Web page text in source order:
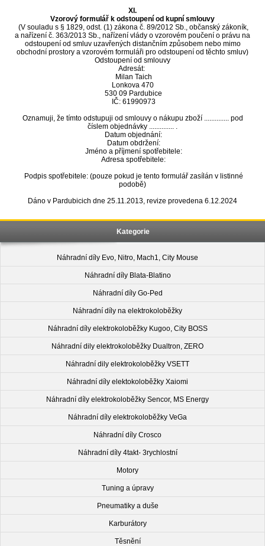
Kategorie
Náhradní díly Evo, Nitro, Mach1, City Mouse
Náhradní díly Blata-Blatino
Náhradní díly Go-Ped
Náhradní díly na elektrokoloběžky
Náhradní díly elektrokoloběžky Kugoo, City BOSS
Náhradní dily elektrokoloběžky Dualtron, ZERO
Náhradní dily elektrokoloběžky VSETT
Náhradní díly elektokoloběžky Xaiomi
Náhradní díly elektrokoloběžky Sencor, MS Energy
Náhradní díly elektrokoloběžky VeGa
Náhradní díly Crosco
Náhradní díly 4takt- 3rychlostní
Motory
Tuning a úpravy
Pneumatiky a duše
Karburátory
Těsnění
XI.
Vzorový formulář k odstoupení od kupní smlouvy
(V souladu s § 1829, odst. (1) zákona č. 89/2012 Sb., občanský zákoník,
a nařízení č. 363/2013 Sb., nařízení vlády o vzorovém poučení o právu na
odstoupení od smluv uzavřených distančním způsobem nebo mimo
obchodní prostory a vzorovém formuláři pro odstoupení od těchto smluv)
Odstoupení od smlouvy
Adresát:
Milan Taich
Lonkova 470
530 09 Pardubice
IČ: 61990973
Oznamuji, že tímto odstupuji od smlouvy o nákupu zboží .............. pod
číslem objednávky .............. .
Datum objednání:
Datum obdržení:
Jméno a příjmení spotřebitele:
Adresa spotřebitele:
Podpis spotřebitele: (pouze pokud je tento formulář zasílán v listinné
podobě)
Dáno v Pardubicich dne 25.11.2013, revize provedena 6.12.2024